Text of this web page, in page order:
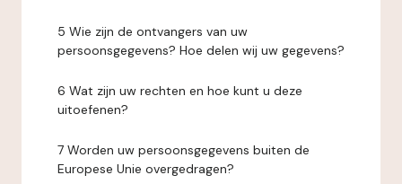
5 Wie zijn de ontvangers van uw
persoonsgegevens? Hoe delen wij uw gegevens?
6 Wat zijn uw rechten en hoe kunt u deze
uitoefenen?
7 Worden uw persoonsgegevens buiten de
Europese Unie overgedragen?